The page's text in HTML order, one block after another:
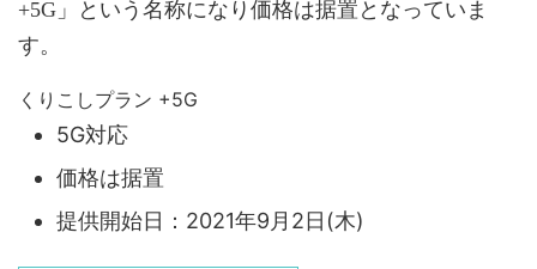
+5G」という名称になり価格は据置となっていま
す。
くりこしプラン +5G
5G対応
価格は据置
提供開始日：2021年9月2日(木)